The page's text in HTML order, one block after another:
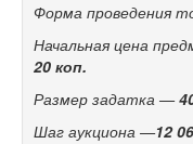
Форма проведения
Начальная цена
20 коп.
Размер задатка —
Шаг аукциона —12